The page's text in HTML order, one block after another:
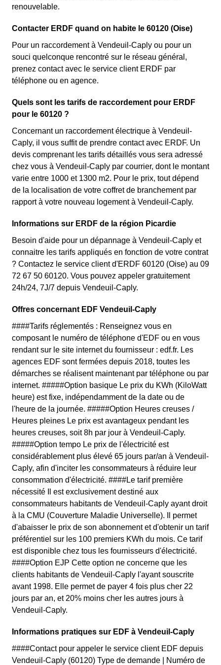
renouvelable.
Contacter ERDF quand on habite le 60120 (Oise)
Pour un raccordement à Vendeuil-Caply ou pour un
souci quelconque rencontré sur le réseau général,
prenez contact avec le service client ERDF par
téléphone ou en agence.
Quels sont les tarifs de raccordement pour ERDF
pour le 60120 ?
Concernant un raccordement électrique à Vendeuil-
Caply, il vous suffit de prendre contact avec ERDF. Un
devis comprenant les tarifs détaillés vous sera adressé
chez vous à Vendeuil-Caply par courrier, dont le montant
varie entre 1000 et 1300 m2. Pour le prix, tout dépend
de la localisation de votre coffret de branchement par
rapport à votre nouveau logement à Vendeuil-Caply.
Informations sur ERDF de la région Picardie
Besoin d'aide pour un dépannage à Vendeuil-Caply et
connaitre les tarifs appliqués en fonction de votre contrat
? Contactez le service client d'ERDF 60120 (Oise) au 09
72 67 50 60120. Vous pouvez appeler gratuitement
24h/24, 7J/7 depuis Vendeuil-Caply.
Offres concernant EDF Vendeuil-Caply
####Tarifs réglementés : Renseignez vous en
composant le numéro de téléphone d'EDF ou en vous
rendant sur le site internet du fournisseur : edf.fr. Les
agences EDF sont fermées depuis 2018, toutes les
démarches se réalisent maintenant par téléphone ou par
internet. #####Option basique Le prix du KWh (KiloWatt
heure) est fixe, indépendamment de la date ou de
l'heure de la journée. #####Option Heures creuses /
Heures pleines Le prix est avantageux pendant les
heures creuses, soit 8h par jour à Vendeuil-Caply.
#####Option tempo Le prix de l'électricité est
considérablement plus élevé 65 jours par/an à Vendeuil-
Caply, afin d'inciter les consommateurs à réduire leur
consommation d'électricité. ####Le tarif première
nécessité Il est exclusivement destiné aux
consommateurs habitants de Vendeuil-Caply ayant droit
à la CMU (Couverture Maladie Universelle). Il permet
d'abaisser le prix de son abonnement et d'obtenir un tarif
préférentiel sur les 100 premiers KWh du mois. Ce tarif
est disponible chez tous les fournisseurs d'électricité.
####Option EJP Cette option ne concerne que les
clients habitants de Vendeuil-Caply l'ayant souscrite
avant 1998. Elle permet de payer 4 fois plus cher 22
jours par an, et 20% moins cher les autres jours à
Vendeuil-Caply.
Informations pratiques sur EDF à Vendeuil-Caply
####Contact pour appeler le service client EDF depuis
Vendeuil-Caply (60120) Type de demande | Numéro de